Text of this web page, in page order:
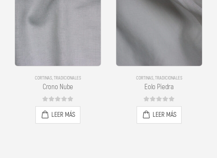
CORTINAS,TRADICIONALES
Crono Nube
0out of 5
LEER MÁS
CORTINAS,TRADICIONALES
Eolo Piedra
0out of 5
LEER MÁS